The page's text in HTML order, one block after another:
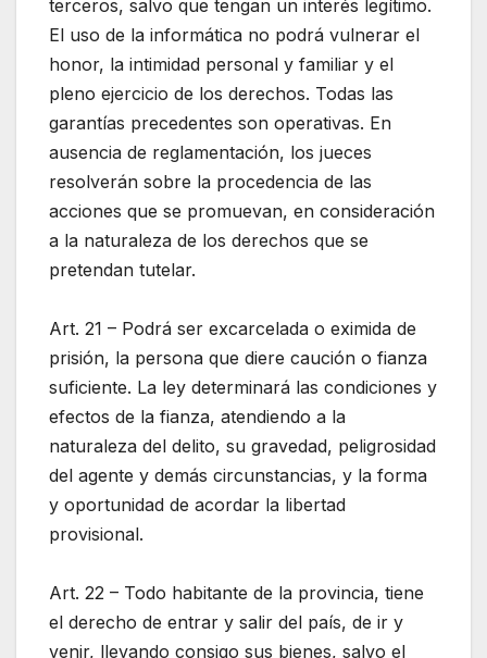
terceros, salvo que tengan un interés legítimo.
El uso de la informática no podrá vulnerar el
honor, la intimidad personal y familiar y el
pleno ejercicio de los derechos. Todas las
garantías precedentes son operativas. En
ausencia de reglamentación, los jueces
resolverán sobre la procedencia de las
acciones que se promuevan, en consideración
a la naturaleza de los derechos que se
pretendan tutelar.
Art. 21 – Podrá ser excarcelada o eximida de
prisión, la persona que diere caución o fianza
suficiente. La ley determinará las condiciones y
efectos de la fianza, atendiendo a la
naturaleza del delito, su gravedad, peligrosidad
del agente y demás circunstancias, y la forma
y oportunidad de acordar la libertad
provisional.
Art. 22 – Todo habitante de la provincia, tiene
el derecho de entrar y salir del país, de ir y
venir, llevando consigo sus bienes, salvo el